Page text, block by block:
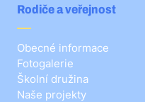
Rodiče a veřejnost
Obecné informace
Fotogalerie
Školní družina
Naše projekty